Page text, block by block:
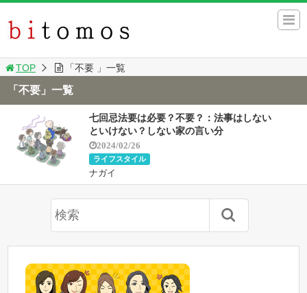
TOP 「不要 」一覧
「不要」一覧
七回忌法要は必要？不要？：法事はしない
といけない？しない家の言い分
2024/02/26
ライフスタイル
ナガイ